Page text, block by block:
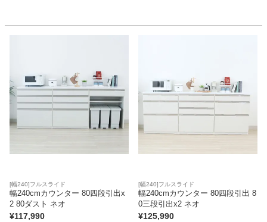
[幅240]フルスライド
幅240cmカウンター 80四段引出x
2 80ダスト ネオ
¥117,990
[幅240]フルスライド
幅240cmカウンター 80四段引出 8
0三段引出x2 ネオ
¥125,990